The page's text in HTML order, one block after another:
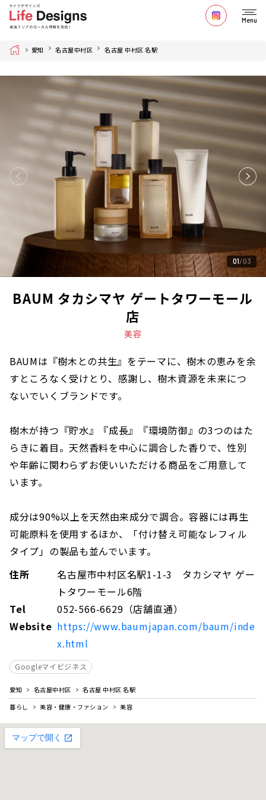
Menu
Home 愛知 名古屋中村区 名古屋 中村区 名駅
01 03
BAUM タカシマヤ ゲートタワーモール
店
美容
BAUMは『樹木との共生』をテーマに、樹木の恵みを余
すところなく受けとり、感謝し、樹木資源を未来につ
ないでいくブランドです。
樹木が持つ『貯水』『成長』『環境防御』の3つのはた
らきに着目。天然香料を中心に調合した香りで、性別
や年齢に関わらずお使いいただける商品をご用意して
います。
成分は90%以上を天然由来成分で調合。容器には再生
可能原料を使用するほか、「付け替え可能なレフィル
タイプ」の製品も並んでいます。
住所
名古屋市中村区名駅1-1-3 タカシマヤ ゲー
トタワーモール6階
Tel
052-566-6629（店舗直通）
Website https://www.baumjapan.com/baum/inde
x.html
Googleマイビジネス
愛知 名古屋中村区
名古屋 中村区 名駅
暮らし
美容・健康・ファション 美容